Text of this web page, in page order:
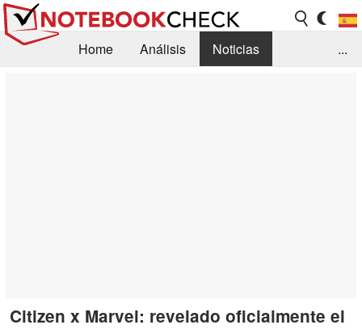
Home Análisis
Noticias
...
Citizen x Marvel: revelado oficialmente el